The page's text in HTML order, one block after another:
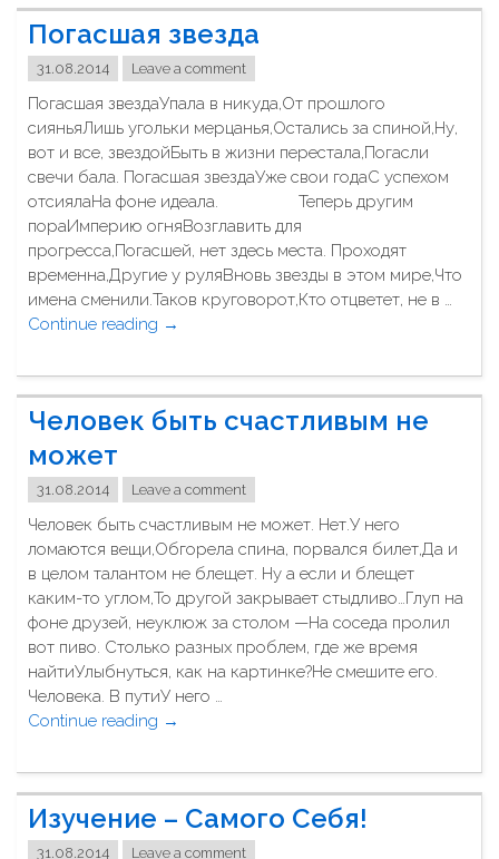
р
а
з
б
р
о
с
а
н
п
о
Р
о
с
и
и
"
Погасшая звезда
31.08.2014 Leave a comment
Погасшая звездаУпала в никуда,От прошлого
сияньяЛишь угольки мерцанья,Остались за спиной,Ну,
вот и все, звездойБыть в жизни перестала,Погасли
свечи бала. Погасшая звездаУже свои годаС успехом
отсиялаНа фоне идеала. Теперь другим
пораИмперию огняВозглавить для
прогресса,Погасшей, нет здесь места. Проходят
временна,Другие у руляВновь звезды в этом мире,Что
имена сменили.Таков круговорот,Кто отцветет, не в …
Continue reading "
о
г
а
а
я
з
в
е
з
д
а
"
→
Человек быть счастливым не
может
31.08.2014 Leave a comment
Человек быть счастливым не может. Нет.У него
ломаются вещи,Обгорела спина, порвался билет,Да и
в целом талантом не блещет. Ну а если и блещет
каким-то углом,То другой закрывает стыдливо…Глуп на
фоне друзей, неуклюж за столом —На соседа пролил
вот пиво. Столько разных проблем, где же время
найтиУлыбнуться, как на картинке?Не смешите его.
Человека. В путиУ него …
Continue reading "
е
л
о
в
→
Изучение – Самого Себя!
31.08.2014 Leave a comment